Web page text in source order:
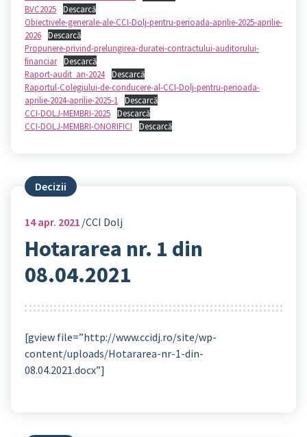
BVC2025
Descarcă
Obiectivele-generale-ale-CCI-Dolj-pentru-perioada-aprilie-2025-aprilie-
2026
Descarcă
Propunere-privind-prelungirea-duratei-contractului-auditorului-
financiar
Descarcă
Raport-audit_an-2024
Descarcă
Raportul-Colegiului-de-conducere-al-CCI-Dolj-pentru-perioada-
aprilie-2024-aprilie-2025-1
Descarcă
CCI-DOLJ-MEMBRI-2025
Descarcă
CCI-DOLJ-MEMBRI-ONORIFICI
Descarcă
Decizii
14apr. 2021 CCI Dolj
Hotararea nr. 1 din
08.04.2021
[gview file=”http://www.ccidj.ro/site/wp-
content/uploads/Hotararea-nr-1-din-
08.04.2021.docx”]